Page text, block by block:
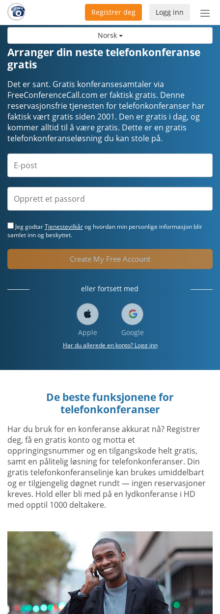
Norsk
Bytt
Logg inn
Registrer deg
Arranger din neste telefonkonferanse
gratis
Det er sant. Gratis konferansesamtaler via
FreeConferenceCall.com er faktisk gratis. Denne
reservasjonsfrie tjenesten for telefonkonferanser har
faktisk vært gratis siden 2001. Den er gratis i dag, og
kommer alltid til å være gratis. Dette er en gratis
telefonkonferanseløsning du kan stole på.
Jeg godtarTjenestevilkårog hvordan min personlige informasjon blir
samlet inn og beskyttet.
Create My Free Account
eller fortsett med
Apple Google
Har du allerede en konto? Logg inn
De beste funksjonene for
telefonkonferanser
Har du bruk for en konferanse akkurat nå? Registrer
deg, få en gratis konto og motta et
oppringingsnummer og en tilgangskode helt gratis,
samt en pålitelig løsning for telefonkonferanser. Din
gratis telefonkonferanselinje kan brukes umiddelbart
og er tilgjengelig døgnet rundt — ingen reservasjoner
kreves. Hold eller bli med på en lydkonferanse i HD
med opptil 1000 deltakere.